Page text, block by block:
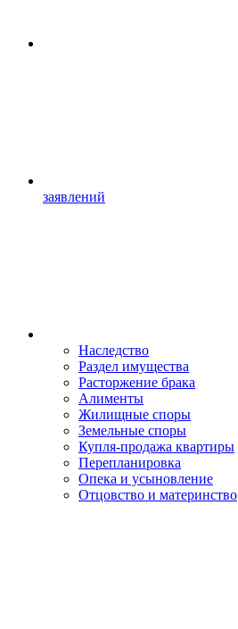
заявлений
Наследство
Раздел имущества
Расторжение брака
Алименты
Жилищные споры
Земельные споры
Купля-продажа квартиры
Перепланировка
Опека и усыновление
Отцовство и материнство